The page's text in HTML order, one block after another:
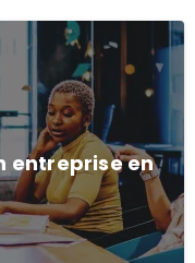
entreprise en